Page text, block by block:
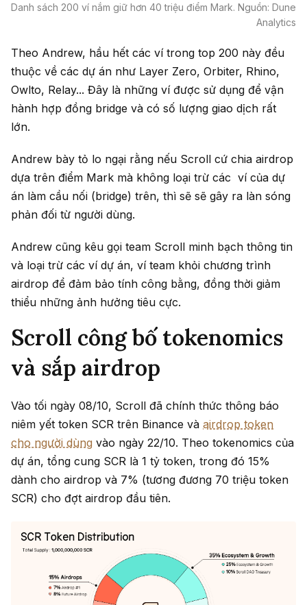
Danh sách 200 ví nắm giữ hơn 40 triệu điểm Mark. Nguồn: Dune
Analytics
Theo Andrew, hầu hết các ví trong top 200 này đều
thuộc về các dự án như Layer Zero, Orbiter, Rhino,
Owlto, Relay... Đây là những ví được sử dụng để vận
hành hợp đồng bridge và có số lượng giao dịch rất
lớn.
Andrew bày tỏ lo ngại rằng nếu Scroll cứ chia airdrop
dựa trên điểm Mark mà không loại trừ các ví của dự
án làm cầu nối (bridge) trên, thì sẽ sẽ gây ra làn sóng
phản đối từ người dùng.
Andrew cũng kêu gọi team Scroll minh bạch thông tin
và loại trừ các ví dự án, ví team khỏi chương trình
airdrop để đảm bảo tính công bằng, đồng thời giảm
thiểu những ảnh hưởng tiêu cực.
Scroll công bố tokenomics
và sắp airdrop
Vào tối ngày 08/10, Scroll đã chính thức thông báo
niêm yết token SCR trên Binance và airdrop token
cho người dùng vào ngày 22/10. Theo tokenomics của
dự án, tổng cung SCR là 1 tỷ token, trong đó 15%
dành cho airdrop và 7% (tương đương 70 triệu token
SCR) cho đợt airdrop đầu tiên.